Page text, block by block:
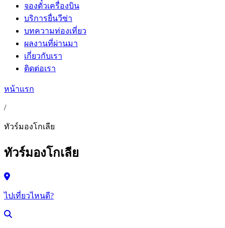
จองตั๋วเครื่องบิน
บริการยื่นวีซ่า
บทความท่องเที่ยว
ผลงานที่ผ่านมา
เกี่ยวกับเรา
ติดต่อเรา
หน้าแรก
/
ทัวร์มองโกเลีย
ทัวร์มองโกเลีย
ไปเที่ยวไหนดี?